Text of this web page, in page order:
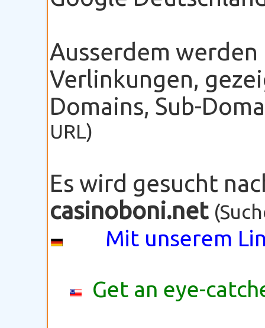
Ausserdem
Verlinkungen,
Domains, Sub-
URL)
Es wird gesucht
casinoboni.net
Mit unserem
Get an eye-